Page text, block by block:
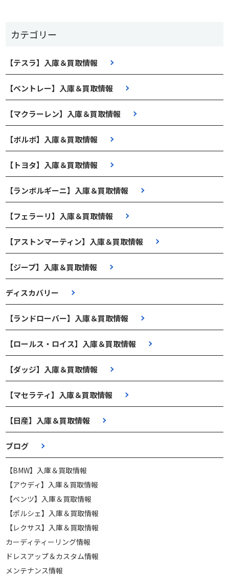
カテゴリー
【テスラ】入庫＆買取情報
【ベントレー】入庫＆買取情報
【マクラーレン】入庫＆買取情報
【ボルボ】入庫＆買取情報
【トヨタ】入庫＆買取情報
【ランボルギーニ】入庫＆買取情報
【フェラーリ】入庫＆買取情報
【アストンマーティン】入庫＆買取情報
【ジープ】入庫＆買取情報
ディスカバリー
【ランドローバー】入庫＆買取情報
【ロールス・ロイス】入庫＆買取情報
【ダッジ】入庫＆買取情報
【マセラティ】入庫＆買取情報
【日産】入庫＆買取情報
ブログ
【BMW】入庫＆買取情報
【アウディ】入庫＆買取情報
【ベンツ】入庫＆買取情報
【ポルシェ】入庫＆買取情報
【レクサス】入庫＆買取情報
カーディティーリング情報
ドレスアップ＆カスタム情報
メンテナンス情報